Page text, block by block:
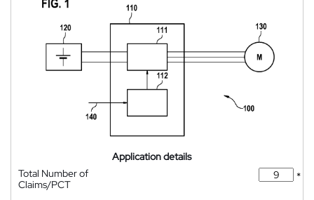
Application details
Total Number of
Claims/PCT
*